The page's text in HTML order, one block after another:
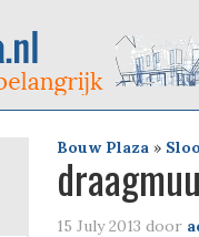
Bouw Plaza »
15 July 2013 door